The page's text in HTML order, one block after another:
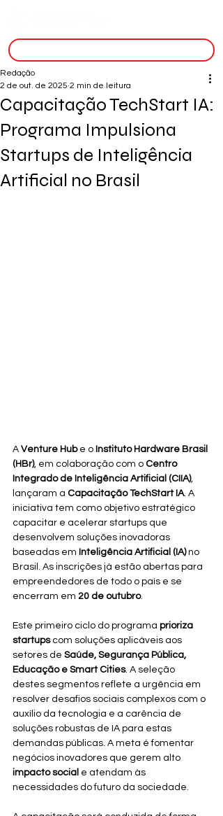
Capacitação TechStart IA:
Programa Impulsiona
Startups de Inteligência
Artificial no Brasil
Redação
2 de out. de 2025 2 min de leitura
A Venture Hub e o Instituto Hardware Brasil
(HBr), em colaboração com o Centro
Integrado de Inteligência Artificial (CIIA),
lançaram a Capacitação TechStart IA. A
iniciativa tem como objetivo estratégico
capacitar e acelerar startups que
desenvolvem soluções inovadoras
baseadas em Inteligência Artificial (IA) no
Brasil. As inscrições já estão abertas para
empreendedores de todo o país e se
encerram em 20 de outubro.
Este primeiro ciclo do programa prioriza
startups com soluções aplicáveis aos
setores de Saúde, Segurança Pública,
Educação e Smart Cities. A seleção
destes segmentos reflete a urgência em
resolver desafios sociais complexos com o
auxílio da tecnologia e a carência de
soluções robustas de IA para estas
demandas públicas. A meta é fomentar
negócios inovadores que gerem alto
impacto social e atendam às
necessidades do futuro da sociedade.